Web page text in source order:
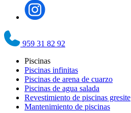
959 31 82 92
Piscinas
Piscinas infinitas
Piscinas de arena de cuarzo
Piscinas de agua salada
Revestimiento de piscinas gresite
Mantenimiento de piscinas